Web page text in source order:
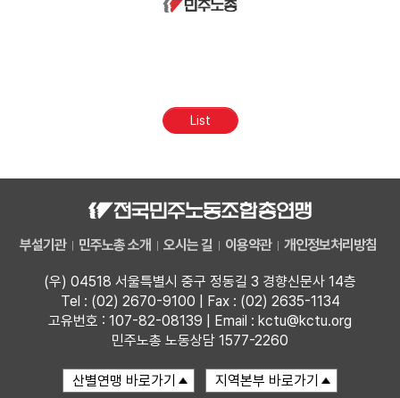
List
부설기관 민주노총 소개 오시는 길 이용약관 개인정보처리방침
(우) 04518 서울특별시 중구 정동길 3 경향신문사 14층
Tel : (02) 2670-9100 | Fax : (02) 2635-1134
고유번호 : 107-82-08139 | Email : kctu@kctu.org
민주노총 노동상담 1577-2260